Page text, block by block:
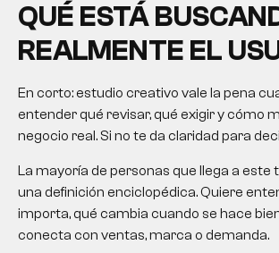
QUÉ ESTÁ
REALMENTE EL
En corto: estudio creativo vale la pena
entender qué revisar, qué exigir y cómo
negocio real. Si no te da claridad para
La mayoría de personas que llega a este
una definición enciclopédica. Quiere
importa, qué cambia cuando se hace
conecta con ventas, marca o demanda.